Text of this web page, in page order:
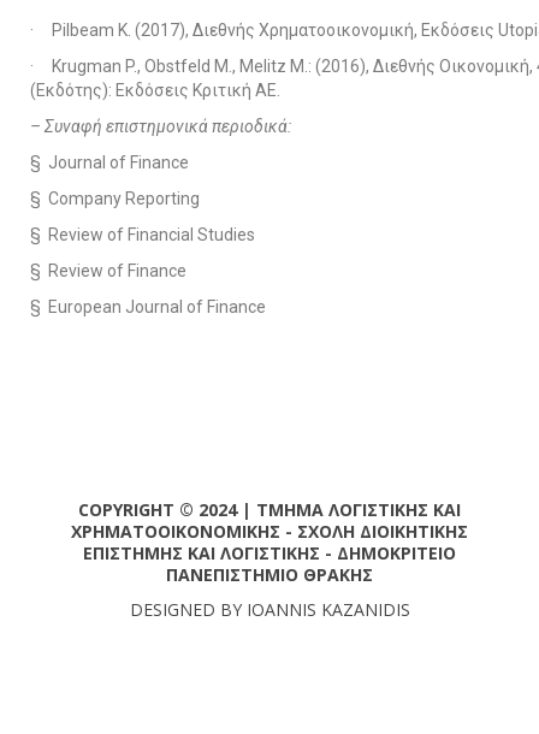
· Pilbeam K. (2017), Διεθνής Χρηματοοικονομική, Εκδόσεις
· Krugman P., Obstfeld M., Melitz M.: (2016), Διεθνής Οικονομική,
(Εκδότης): Εκδόσεις Κριτική ΑΕ.
– Συναφή επιστημονικά περιοδικά:
§ Journal of Finance
§ Company Reporting
§ Review of Financial Studies
§ Review of Finance
§ European Journal of Finance
COPYRIGHT © 2024 | ΤΜΗΜΑ ΛΟΓΙΣΤΙΚΗΣ ΚΑΙ
ΧΡΗΜΑΤΟΟΙΚΟΝΟΜΙΚΗΣ - ΣΧΟΛΗ ΔΙΟΙΚΗΤΙΚΗΣ
ΕΠΙΣΤΗΜΗΣ ΚΑΙ ΛΟΓΙΣΤΙΚΗΣ - ΔΗΜΟΚΡΙΤΕΙΟ
ΠΑΝΕΠΙΣΤΗΜΙΟ ΘΡΑΚΗΣ
DESIGNED BY IOANNIS KAZANIDIS